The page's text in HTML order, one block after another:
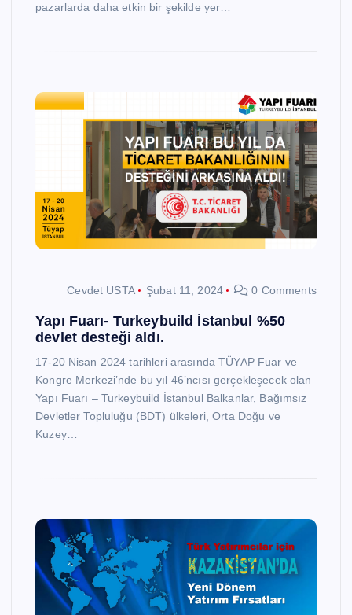
pazarlarda daha etkin bir şekilde yer…
Cevdet USTA Şubat 11, 2024 0 Comments
Yapı Fuarı- Turkeybuild İstanbul %50
devlet desteği aldı.
17-20 Nisan 2024 tarihleri arasında TÜYAP Fuar ve
Kongre Merkezi’nde bu yıl 46’ncısı gerçekleşecek olan
Yapı Fuarı – Turkeybuild İstanbul Balkanlar, Bağımsız
Devletler Topluluğu (BDT) ülkeleri, Orta Doğu ve
Kuzey…